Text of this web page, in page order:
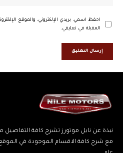
احفظ اسمي، بريدي الإلكتروني، والموقع
المقبلة في تعليقي.
نبذة عن نايل موتورز تشرح كافة التفاصيل
مع شرح كافة الاقسام الموجودة في